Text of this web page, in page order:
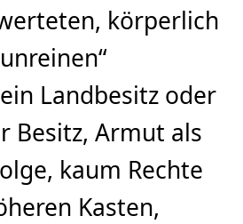
körperlich
Landbesitz oder
Besitz, Armut als
kaum Rechte
Kasten,